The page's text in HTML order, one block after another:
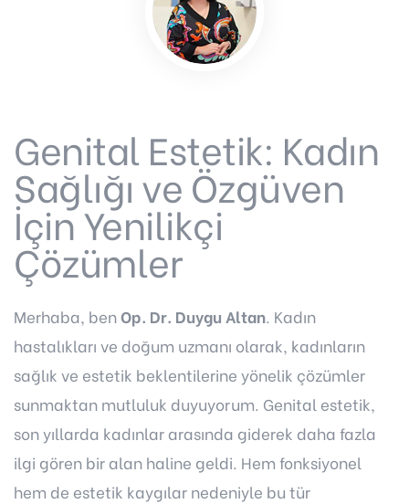
Genital Estetik: Kadın
Sağlığı ve Özgüven
İçin Yenilikçi
Çözümler
Merhaba, benOp. Dr. Duygu Altan. Kadın
hastalıkları ve doğum uzmanı olarak, kadınların
sağlık ve estetik beklentilerine yönelik çözümler
sunmaktan mutluluk duyuyorum. Genital estetik,
son yıllarda kadınlar arasında giderek daha fazla
ilgi gören bir alan haline geldi. Hem fonksiyonel
hem de estetik kaygılar nedeniyle bu tür